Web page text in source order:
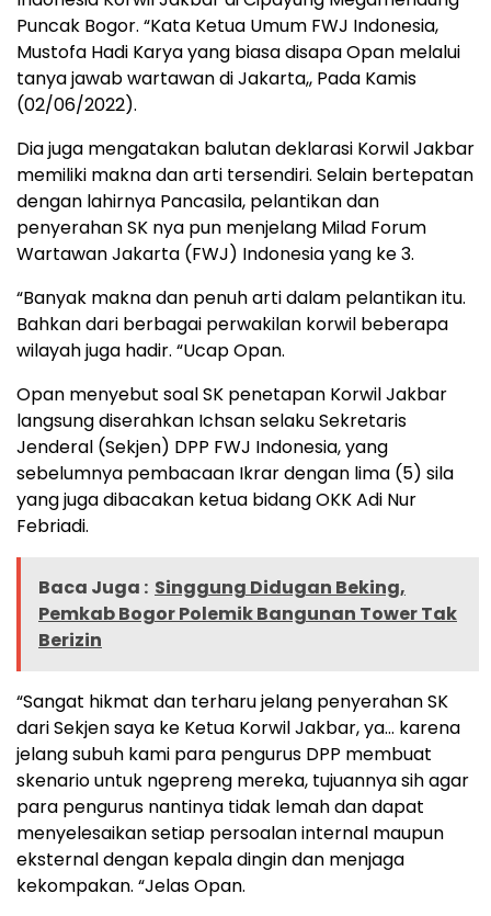
Puncak Bogor. “Kata Ketua Umum FWJ Indonesia,
Mustofa Hadi Karya yang biasa disapa Opan melalui
tanya jawab wartawan di Jakarta,, Pada Kamis
(02/06/2022).
Dia juga mengatakan balutan deklarasi Korwil Jakbar
memiliki makna dan arti tersendiri. Selain bertepatan
dengan lahirnya Pancasila, pelantikan dan
penyerahan SK nya pun menjelang Milad Forum
Wartawan Jakarta (FWJ) Indonesia yang ke 3.
“Banyak makna dan penuh arti dalam pelantikan itu.
Bahkan dari berbagai perwakilan korwil beberapa
wilayah juga hadir. “Ucap Opan.
Opan menyebut soal SK penetapan Korwil Jakbar
langsung diserahkan Ichsan selaku Sekretaris
Jenderal (Sekjen) DPP FWJ Indonesia, yang
sebelumnya pembacaan Ikrar dengan lima (5) sila
yang juga dibacakan ketua bidang OKK Adi Nur
Febriadi.
Baca Juga : Singgung Didugan Beking,
Pemkab Bogor Polemik Bangunan Tower Tak
Berizin
“Sangat hikmat dan terharu jelang penyerahan SK
dari Sekjen saya ke Ketua Korwil Jakbar, ya… karena
jelang subuh kami para pengurus DPP membuat
skenario untuk ngepreng mereka, tujuannya sih agar
para pengurus nantinya tidak lemah dan dapat
menyelesaikan setiap persoalan internal maupun
eksternal dengan kepala dingin dan menjaga
kekompakan. “Jelas Opan.